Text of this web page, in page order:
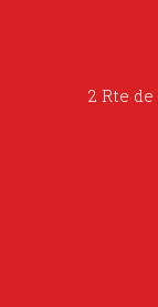
2 Rte